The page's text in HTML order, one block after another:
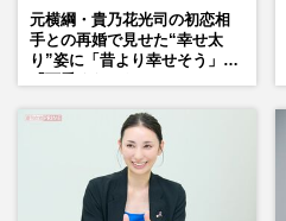
元横綱・貴乃花光司の初恋相
手との再婚で見せた“幸せ太
り”姿に「昔より幸せそう」